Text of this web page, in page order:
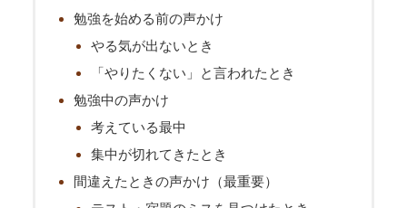
勉強を始める前の声かけ
やる気が出ないとき
「やりたくない」と言われたとき
勉強中の声かけ
考えている最中
集中が切れてきたとき
間違えたときの声かけ（最重要）